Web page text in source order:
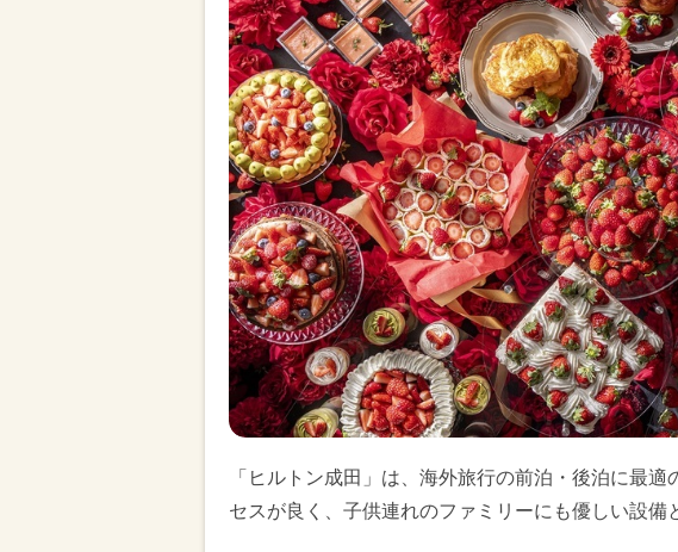
「ヒルトン成田」は、海外旅行の前泊・後泊に最
セスが良く、子供連れのファミリーにも優しい設備